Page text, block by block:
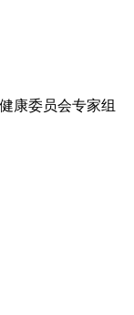
康委员会专家组